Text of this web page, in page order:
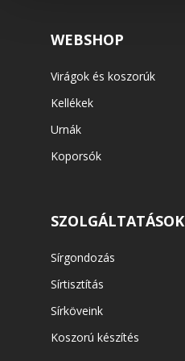
WEBSHOP
Virágok és koszorúk
Kellékek
Urnák
Koporsók
SZOLGÁLTATÁSOK
Sírgondozás
Sírtisztítás
Sírköveink
Koszorú készítés